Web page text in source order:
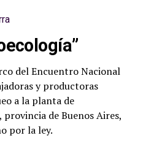
del Encuentro Nacional
y productoras
a la planta de
de Buenos Aires,
por la ley.